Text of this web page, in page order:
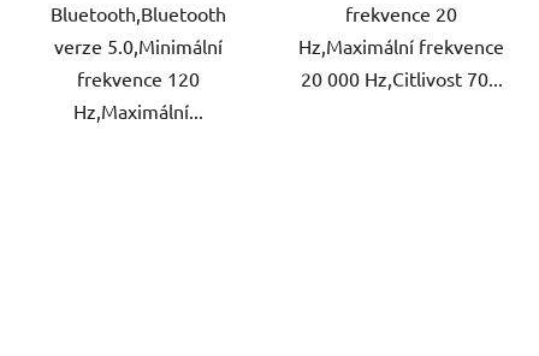
Bluetooth,Bluetooth
verze 5.0,Minimální
frekvence 120
Hz,Maximální...
frekvence 20
Hz,Maximální frekvence
20 000 Hz,Citlivost 70...